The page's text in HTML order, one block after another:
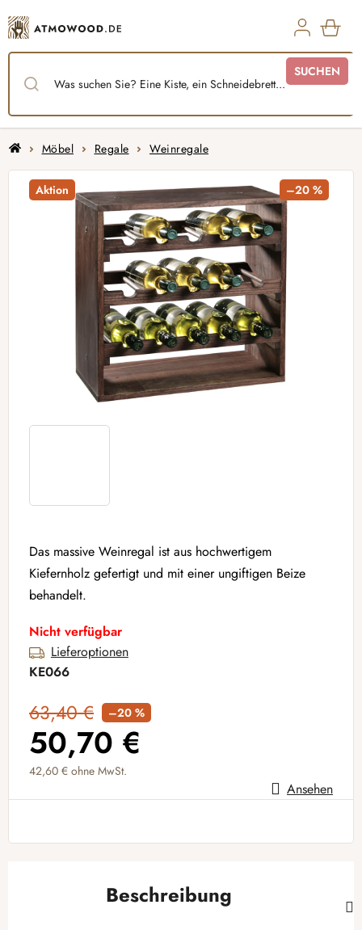
Inhalt
springen
SUCHEN
Startseite
Möbel Regale Weinregale
Das massive Weinregal ist aus hochwertigem
Kiefernholz gefertigt und mit einer ungiftigen Beize
behandelt.
Nicht verfügbar
Lieferoptionen
KE066
63,40 € –20 %
50,70 €
42,60 € ohne MwSt.
Verkaufspreis: Ansehen
Aktion –20 %
Beschreibung